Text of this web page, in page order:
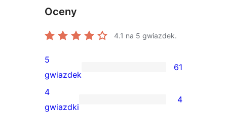
Oceny
4.1 na 5 gwiazdek.
61
recenzji
5-
5
gwiazdek
61
4
4
gwiazdki
4